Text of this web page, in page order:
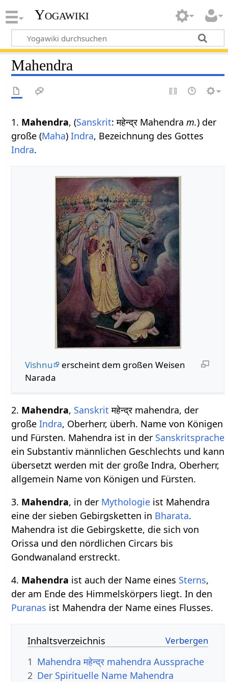
Yogawiki
Mahendra
1. Mahendra, (Sanskrit: महेन्द्र Mahendram.) der
große (Maha)Indra, Bezeichnung des Gottes
Indra.
Vishnu
erscheint dem großen Weisen
Narada
2. Mahendra, Sanskrit महेन्द्र mahendra, der
großeIndra, Oberherr, überh. Name von Königen
und Fürsten. Mahendra ist in der Sanskritsprache
ein Substantiv männlichen Geschlechts und kann
übersetzt werden mit der große Indra, Oberherr,
allgemein Name von Königen und Fürsten.
3. Mahendra, in der Mythologie ist Mahendra
eine der sieben Gebirgsketten in Bharata.
Mahendra ist die Gebirgskette, die sich von
Orissa und den nördlichen Circars bis
Gondwanaland erstreckt.
4. Mahendra ist auch der Name eines Sterns,
der am Ende des Himmelskörpers liegt. In den
Puranas ist Mahendra der Name eines Flusses.
Inhaltsverzeichnis
1 Mahendra महेन्द्र mahendra Aussprache
2 Der Spirituelle Name Mahendra